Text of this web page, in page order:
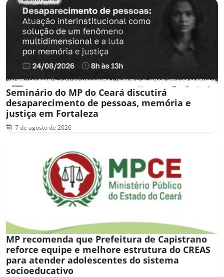
Seminário do MP do Ceará discutirá
desaparecimento de pessoas, memória e
justiça em Fortaleza
7 de agosto de 2026
MP recomenda que Prefeitura de Capistrano
reforce equipe e melhore estrutura do CREAS
para atender adolescentes do sistema
socioeducativo